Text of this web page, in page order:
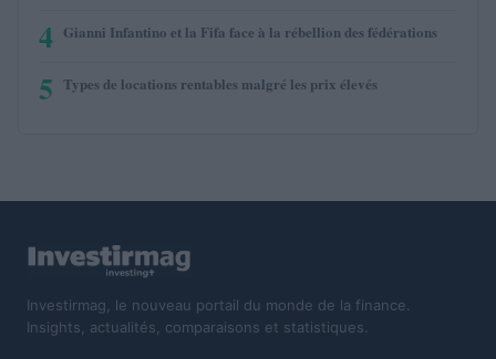
4 Gianni Infantino et la Fifa face à la rébellion des fédérations
5 Types de locations rentables malgré les prix élevés
Investirmag, le nouveau portail du monde de la finance.
Insights, actualités, comparaisons et statistiques.